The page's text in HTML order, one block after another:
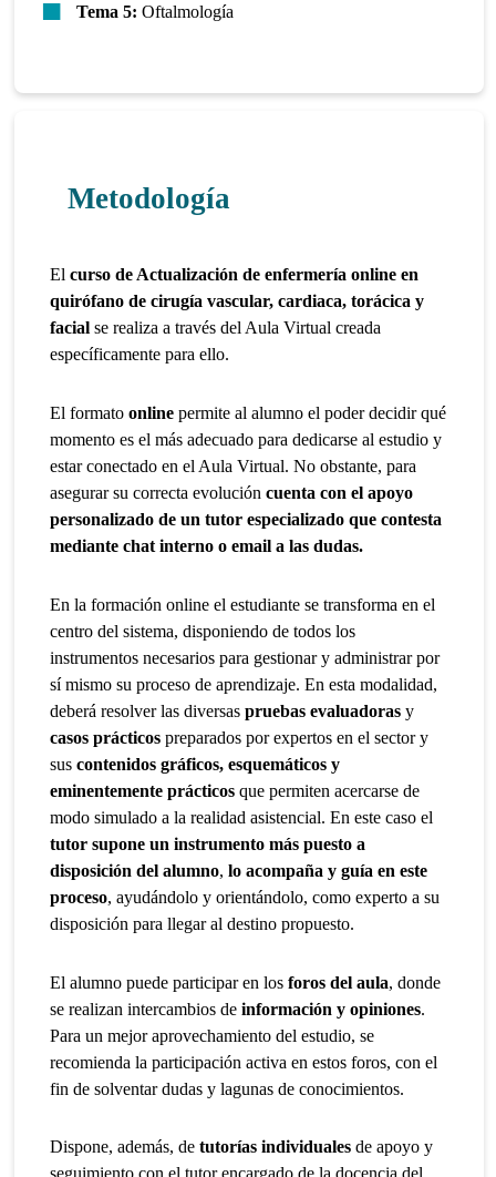
Tema 5: Oftalmología
Metodología
Elcurso de Actualización de enfermería online en
quirófano de cirugía vascular, cardiaca, torácica y
facial se realiza a través del Aula Virtual creada
específicamente para ello.
El formato online permite al alumno el poder decidir qué
momento es el más adecuado para dedicarse al estudio y
estar conectado en el Aula Virtual. No obstante, para
asegurar su correcta evolución cuenta con el apoyo
personalizado de un tutor especializado que contesta
mediante chat interno o email a las dudas.
En la formación online el estudiante se transforma en el
centro del sistema, disponiendo de todos los
instrumentos necesarios para gestionar y administrar por
sí mismo su proceso de aprendizaje. En esta modalidad,
deberá resolver las diversaspruebas evaluadoras y
casos prácticospreparados por expertos en el sector y
suscontenidos gráficos, esquemáticos y
eminentemente prácticos que permiten acercarse de
modo simulado a la realidad asistencial. En este caso el
tutor supone un instrumento más puesto a
disposición del alumno,lo acompaña y guía en este
proceso, ayudándolo y orientándolo, como experto a su
disposición para llegar al destino propuesto.
El alumno puede participar en losforos del aula, donde
se realizan intercambios deinformación y opiniones.
Para un mejor aprovechamiento del estudio, se
recomienda la participación activa en estos foros, con el
fin de solventar dudas y lagunas de conocimientos.
Dispone, además, detutorías individuales de apoyo y